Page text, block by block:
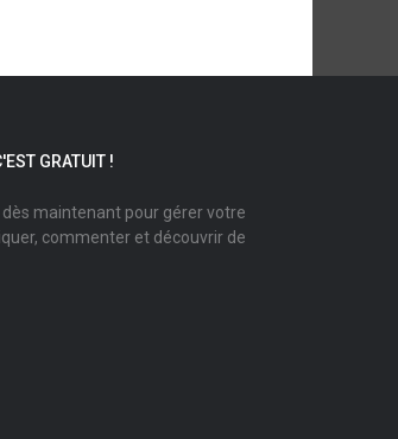
GRATUIT !
maintenant pour gérer votre
commenter et découvrir de